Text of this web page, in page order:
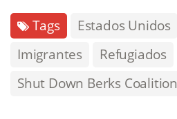
Tags Estados Unidos
Imigrantes
Refugiados
Shut Down Berks Coalition